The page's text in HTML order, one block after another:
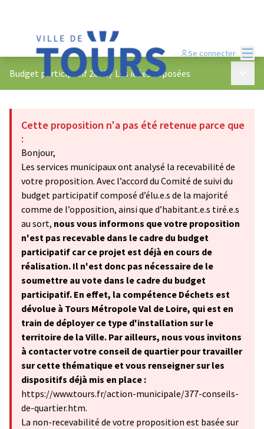
Se connecter
Budget participatif 2022/ Les idées déposées
Cette proposition n'a pas été retenue parce que
:
Bonjour,
Les services municipaux ont analysé la recevabilité de
votre proposition. Avec l’accord du Comité de suivi du
budget participatif composé d’élu.e.s de la majorité
comme de l’opposition, ainsi que d’habitant.e.s tiré.e.s
au sort, nous vous informons que votre proposition
n'est pas recevable dans le cadre du budget
participatif car ce projet est déjà en cours de
réalisation. Il n'est donc pas nécessaire de le
soumettre au vote dans le cadre du budget
participatif. En effet, la compétence Déchets est
dévolue à Tours Métropole Val de Loire, qui est en
train de déployer ce type d'installation sur le
territoire de la Ville. Par ailleurs, nous vous invitons
à contacter votre conseil de quartier pour travailler
sur cette thématique et vous renseigner sur les
dispositifs déjà mis en place :
https://www.tours.fr/action-municipale/377-conseils-
de-quartier.htm.
La non-recevabilité de votre proposition est basée sur